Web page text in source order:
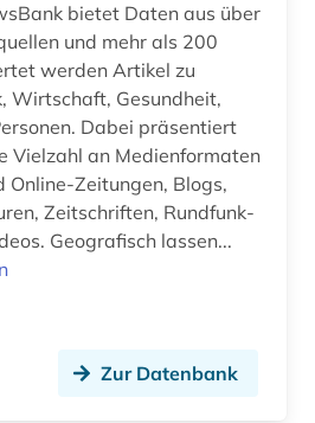
elektronische bibliothek (1)
elektronische kunst (2)
elektronische publikation (1)
elektronische zeitschrift (9)
elektronische zeitung (4)
elektronisches system (1)
bietet Daten aus über
und mehr als 200
werden Artikel zu
Wirtschaft, Gesundheit,
Dabei präsentiert
Vielzahl an Medienformaten
Zeitungen, Blogs,
Zeitschriften, Rundfunk-
Transkripte und Videos. Geografisch lassen...
Zur Datenbank